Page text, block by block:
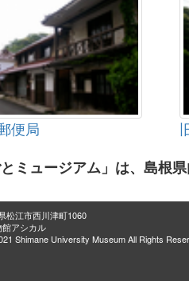
便局
とミュージアム」は、島根
松江市西川津町1060
アシカル
Shimane University Museum All Rights